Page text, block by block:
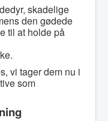
skadelige
den gødede
til at holde på
vi tager dem nu i
som